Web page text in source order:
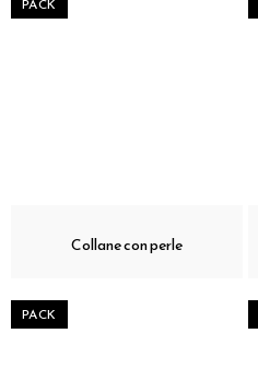
PACK
Collane con perle
PACK